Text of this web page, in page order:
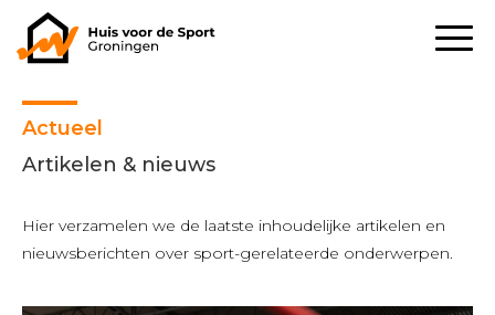
Actueel
Artikelen & nieuws
Hier verzamelen we de laatste inhoudelijke artikelen en
nieuwsberichten over sport-gerelateerde onderwerpen.